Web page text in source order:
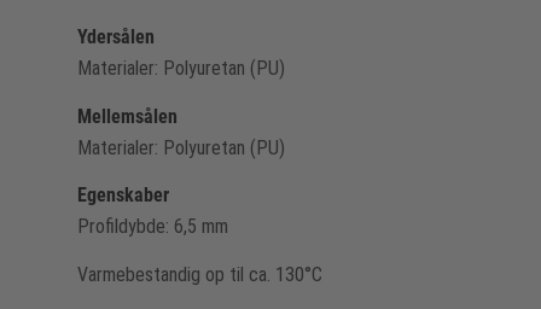
Ydersålen
Materialer: Polyuretan (PU)
Mellemsålen
Materialer: Polyuretan (PU)
Egenskaber
Profildybde: 6,5 mm
Varmebestandig op til ca. 130°C